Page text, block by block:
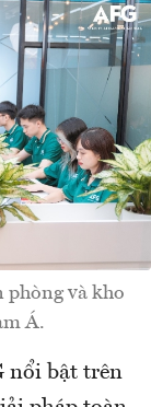
phòng và kho
Á.
nổi bật trên